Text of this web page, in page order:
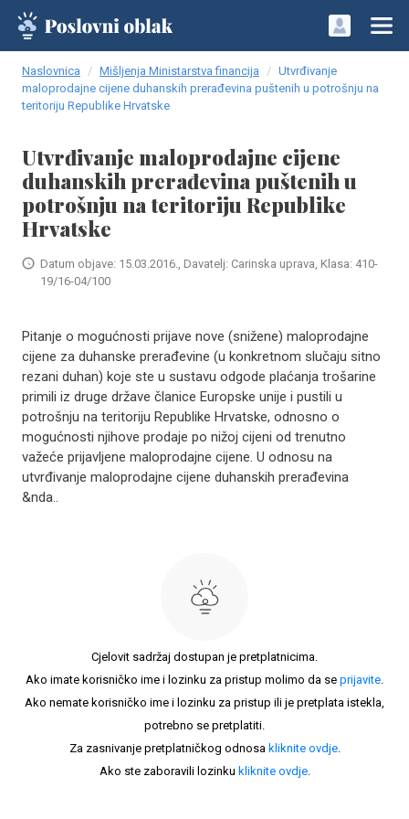
Naslovnica Mišljenja Ministarstva financija
Utvrđivanje
maloprodajne cijene duhanskih prerađevina puštenih u potrošnju na
terito­riju Republike Hrvatske
Utvrđivanje maloprodajne cijene
duhanskih prerađevina puštenih u
potrošnju na terito­riju Republike
Hrvatske
Datum objave: 15.03.2016., Davatelj: Carinska uprava, Klasa: 410-
19/16-04/100
Pitanje o mogućnosti prijave nove (snižene) malopro­dajne
cijene za duhanske prerađevine (u konkretnom slučaju sitno
rezani duhan) koje ste u sustavu odgode pla­ćanja trošarine
primili iz druge države članice Europske unije i pustili u
potrošnju na teritoriju Republike Hrvat­ske, odnosno o
mogućnosti njihove prodaje po nižoj cijeni od trenutno
važeće prijavljene maloprodajne cijene. U odnosu na
utvrđivanje maloprodajne cijene duhan­skih prerađevina
&nda..
Cjelovit sadržaj dostupan je pretplatnicima.
Ako imate korisničko ime i lozinku za pristup molimo da se prijavite.
Ako nemate korisničko ime i lozinku za pristup ili je pretplata istekla,
potrebno se pretplatiti.
Za zasnivanje pretplatničkog odnosa kliknite ovdje.
Ako ste zaboravili lozinku kliknite ovdje.